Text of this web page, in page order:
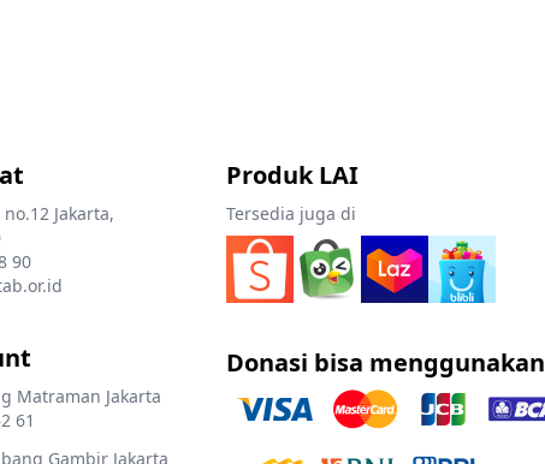
Jakarta,
90
Matraman Jakarta
61
Gambir Jakarta
Produk LAI
Tersedia juga di
Donasi bisa menggunakan